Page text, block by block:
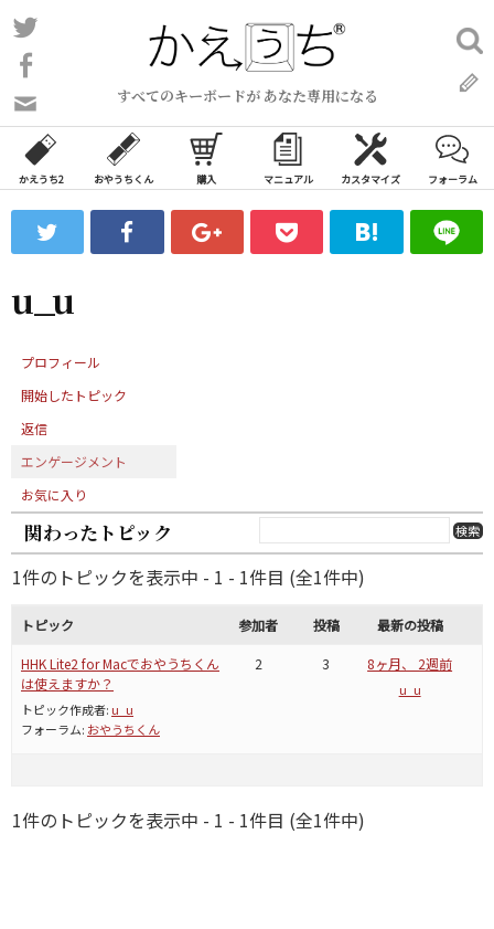
コ
ン
ン
ツ
ス
ッ
すべてのキーボードが あなた専用になる
い
合
わ
フ
ォ
ム
検
索:
かえうち2 おやうちくん 購入 マニュアル カスタマイズ フォーラム
u_u
プロフィール
開始したトピック
返信
エンゲージメント
お気に入り
関わったトピック
1件のトピックを表示中 - 1 - 1件目 (全1件中)
トピック 参加者 投稿 最新の投稿
HHK Lite2 for Macでおやうちくん
は使えますか？
トピック作成者: u_u
フォーラム: おやうちくん
2 3 8ヶ月、 2週前
u_u
1件のトピックを表示中 - 1 - 1件目 (全1件中)